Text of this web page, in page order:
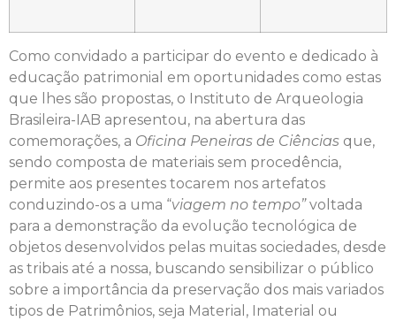
Como convidado a participar do evento e dedicado à
educação patrimonial em oportunidades como estas
que lhes são propostas, o Instituto de Arqueologia
Brasileira-IAB apresentou, na abertura das
comemorações, a Oficina Peneiras de Ciências que,
sendo composta de materiais sem procedência,
permite aos presentes tocarem nos artefatos
conduzindo-os a uma “viagem no tempo”voltada
para a demonstração da evolução tecnológica de
objetos desenvolvidos pelas muitas sociedades, desde
as tribais até a nossa, buscando sensibilizar o público
sobre a importância da preservação dos mais variados
tipos de Patrimônios, seja Material, Imaterial ou